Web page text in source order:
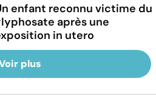
enfant reconnu victime du
après une
in utero
plus